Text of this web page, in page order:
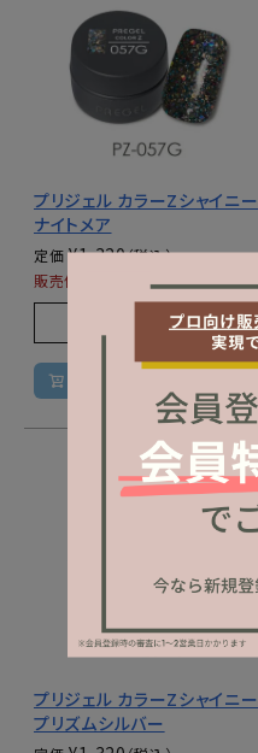
プリジェル カラーZシャイニー
ナイトメア
定価 ¥1,320
販売価格 1,320税込
販売期間
2025/12/01 10:00〜
プリジェル カラーZシャイニー
プリズムシルバー